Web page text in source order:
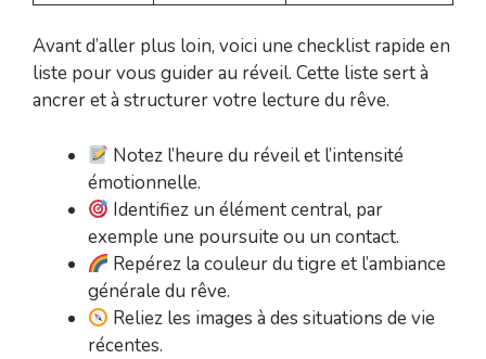
Avant d’aller plus loin, voici une checklist rapide en
liste pour vous guider au réveil. Cette liste sert à
ancrer et à structurer votre lecture du rêve.
Notez l’heure du réveil et l’intensité
émotionnelle.
Identifiez un élément central, par
exemple une poursuite ou un contact.
Repérez la couleur du tigre et l’ambiance
générale du rêve.
Reliez les images à des situations de vie
récentes.